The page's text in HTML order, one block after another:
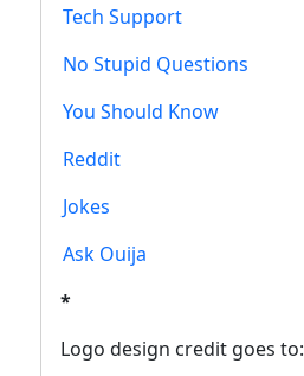
Tech Support
No Stupid Questions
You Should Know
Reddit
Jokes
Ask Ouija
*
Logo design credit goes to: